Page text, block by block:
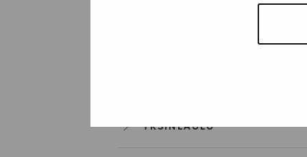
SOITINKOULUT JA OPPAAT
YKSINLAULU